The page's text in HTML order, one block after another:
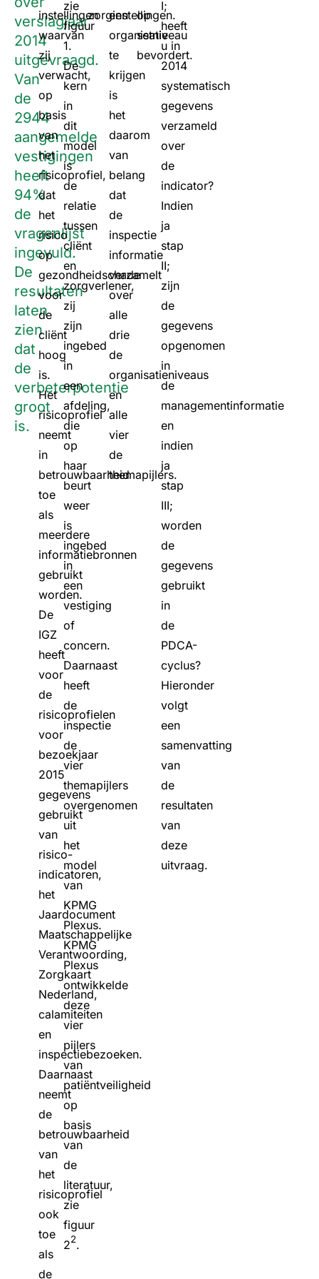
verslagjaar
2014
uitgevraagd.
Van
de
2944
aangemelde
vestigingen
heeft
94%
de
vragenlijst
ingevuld.
De
resultaten
laten
zien
dat
de
verbeterpotentie
groot
is.
instellingen
waarvan
zij
verwacht,
op
basis
van
het
risicoprofiel,
dat
het
risico
op
gezondheidschade
voor
de
cliënt
hoog
is.
Het
risicoprofiel
neemt
in
betrouwbaarheid
toe
als
meerdere
informatiebronnen
gebruikt
worden.
De
IGZ
heeft
voor
de
risicoprofielen
voor
bezoekjaar
2015
gegevens
gebruikt
van
risico-
indicatoren,
het
Jaardocument
Maatschappelijke
Verantwoording,
Zorgkaart
Nederland,
calamiteiten
en
inspectiebezoeken.
Daarnaast
neemt
de
betrouwbaarheid
van
het
risicoprofiel
ook
toe
als
de
zie
figuur
1.
De
kern
in
dit
model
is
de
relatie
tussen
cliënt
en
zorgverlener,
zij
zijn
ingebed
in
een
afdeling,
die
op
haar
beurt
weer
is
ingebed
in
een
vestiging
of
concern.
Daarnaast
heeft
de
inspectie
de
vier
themapijlers
overgenomen
uit
het
model
van
KPMG
Plexus.
KPMG
Plexus
ontwikkelde
deze
vier
pijlers
van
patiëntveiligheid
op
basis
van
de
literatuur,
zie
figuur
22.
zorginstellingen.
een
organisatie
te
krijgen
is
het
daarom
van
belang
dat
de
inspectie
informatie
verzamelt
over
alle
drie
de
organisatieniveaus
en
alle
vier
de
themapijlers.
op
setniveau
bevordert.
I;
heeft
u in
2014
systematisch
gegevens
verzameld
over
de
indicator?
Indien
ja
stap
II;
zijn
de
gegevens
opgenomen
in
de
managementinformatie
en
indien
ja
stap
III;
worden
de
gegevens
gebruikt
in
de
PDCA-
cyclus?
Hieronder
volgt
een
samenvatting
van
de
resultaten
van
deze
uitvraag.